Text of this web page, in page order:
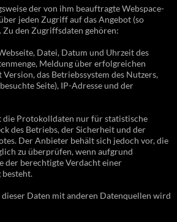
der von ihm beauftragte Webspace-
jeden Zugriff auf das Angebot (so
Zu den Zugriffsdaten gehören:
Datei, Datum und Uhrzeit des
Meldung über erfolgreichen
das Betriebssystem des Nutzers,
Seite), IP-Adresse und der
die Protokolldaten nur für statistische
des Betriebs, der Sicherheit und der
Der Anbieter behält sich jedoch vor, die
zu überprüfen, wenn aufgrund
der berechtigte Verdacht einer
Daten mit anderen Datenquellen wird